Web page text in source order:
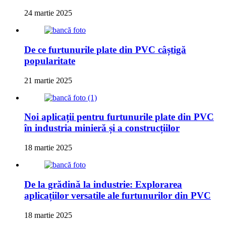
24 martie 2025
De ce furtunurile plate din PVC câștigă
popularitate
21 martie 2025
Noi aplicații pentru furtunurile plate din PVC
în industria minieră și a construcțiilor
18 martie 2025
De la grădină la industrie: Explorarea
aplicațiilor versatile ale furtunurilor din PVC
18 martie 2025